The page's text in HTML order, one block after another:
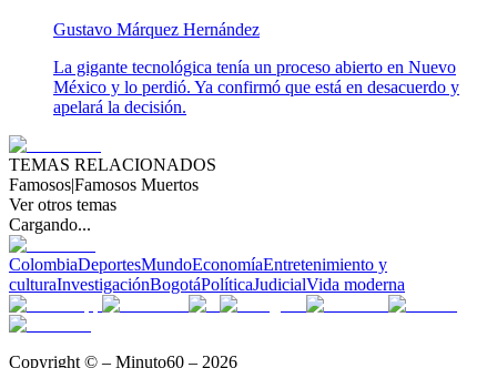
Gustavo Márquez Hernández
La gigante tecnológica tenía un proceso abierto en Nuevo
México y lo perdió. Ya confirmó que está en desacuerdo y
apelará la decisión.
TEMAS RELACIONADOS
Famosos|Famosos Muertos
Ver otros temas
Cargando...
ColombiaDeportesMundoEconomíaEntretenimiento y
culturaInvestigaciónBogotáPolíticaJudicialVida moderna
Copyright © – Minuto60 – 2026